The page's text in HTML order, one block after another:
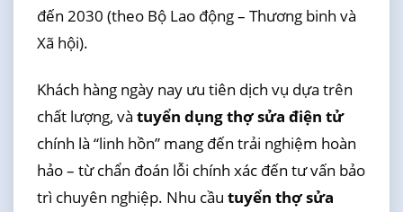
đến 2030 (theo Bộ Lao động – Thương binh và
Xã hội).
Khách hàng ngày nay ưu tiên dịch vụ dựa trên
chất lượng, và tuyển dụng thợ sửa điện tử
chính là “linh hồn” mang đến trải nghiệm hoàn
hảo – từ chẩn đoán lỗi chính xác đến tư vấn bảo
trì chuyên nghiệp. Nhu cầu tuyển thợ sửa